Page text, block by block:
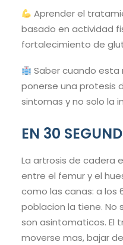
Aprender el
basado en actividad
fortalecimiento de
Saber cuando
ponerse una protesis
sintomas y no solo la
EN 30
La artrosis de cadera
entre el femur y el
como las canas: a los
poblacion la tiene. No
son asintomaticos. El
moverse mas, bajar